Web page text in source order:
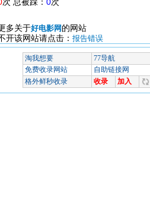
多关于好电影网 的网站
开该网站请点击： 报告错误